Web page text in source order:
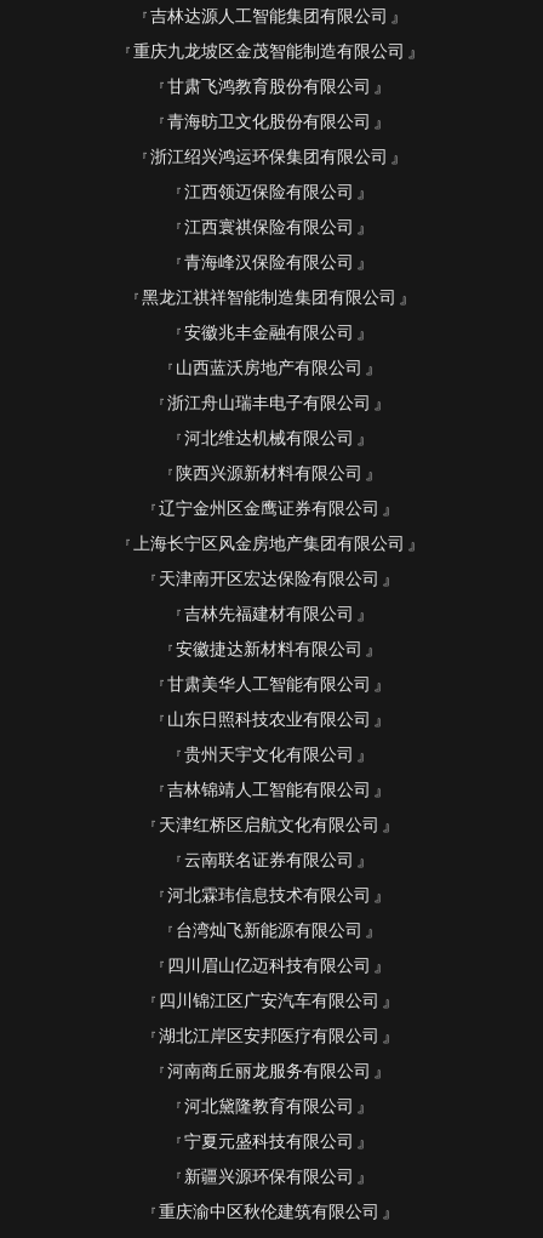
吉林达源人工智能集团有限公司
重庆九龙坡区金茂智能制造有限公司
甘肃飞鸿教育股份有限公司
青海昉卫文化股份有限公司
浙江绍兴鸿运环保集团有限公司
江西领迈保险有限公司
江西寰祺保险有限公司
青海峰汉保险有限公司
黑龙江祺祥智能制造集团有限公司
安徽兆丰金融有限公司
山西蓝沃房地产有限公司
浙江舟山瑞丰电子有限公司
河北维达机械有限公司
陕西兴源新材料有限公司
辽宁金州区金鹰证券有限公司
上海长宁区风金房地产集团有限公司
天津南开区宏达保险有限公司
吉林先福建材有限公司
安徽捷达新材料有限公司
甘肃美华人工智能有限公司
山东日照科技农业有限公司
贵州天宇文化有限公司
吉林锦靖人工智能有限公司
天津红桥区启航文化有限公司
云南联名证券有限公司
河北霖玮信息技术有限公司
台湾灿飞新能源有限公司
四川眉山亿迈科技有限公司
四川锦江区广安汽车有限公司
湖北江岸区安邦医疗有限公司
河南商丘丽龙服务有限公司
河北黛隆教育有限公司
宁夏元盛科技有限公司
新疆兴源环保有限公司
重庆渝中区秋伦建筑有限公司